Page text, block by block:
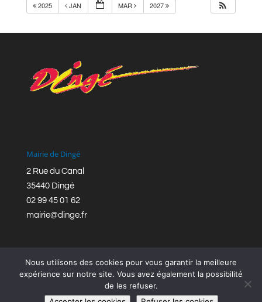
2025 JAN MAR 2027
Mairie de Dingé
2 Rue du Canal
35440 Dingé
02 99 45 01 62
mairie@dinge.fr
Réalisation © Mairie de Dingé,Bretagne Romantique
Nous utilisons des cookies pour vous garantir la meilleure
expérience sur notre site. Vous avez également la possibilité
de les refuser.